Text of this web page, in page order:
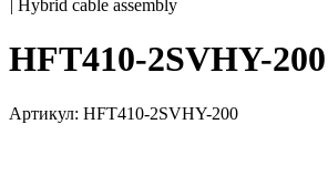
| Hybrid cable assembly
HFT410-2SVHY-
Артикул: HFT410-2SVHY-200